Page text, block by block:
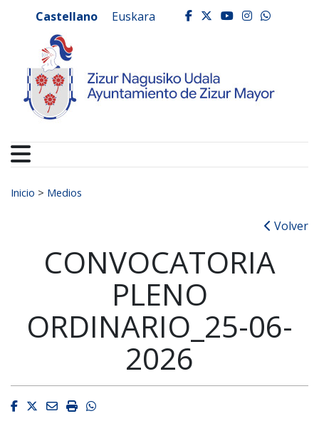
Ayuntamiento de
Castellano Euskara facebook
twitter
youtube
Buscar:
Inicio > Medios
Volver
CONVOCATORIA
PLENO
ORDINARIO_25-06-
2026
Facebook
Twitter
EmailImprimirWhatsapp